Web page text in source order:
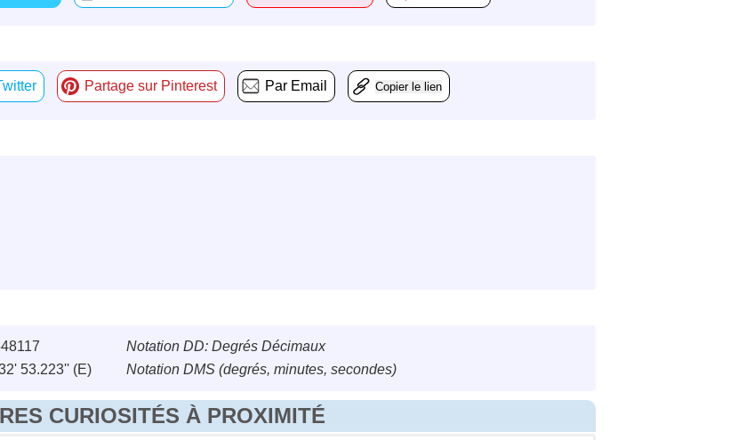
Partage sur Pinterest Par Email Copier le lien
Notation DD: Degrés Décimaux
53.223'' (E) Notation DMS (degrés, minutes, secondes)
CURIOSITÉS À PROXIMITÉ